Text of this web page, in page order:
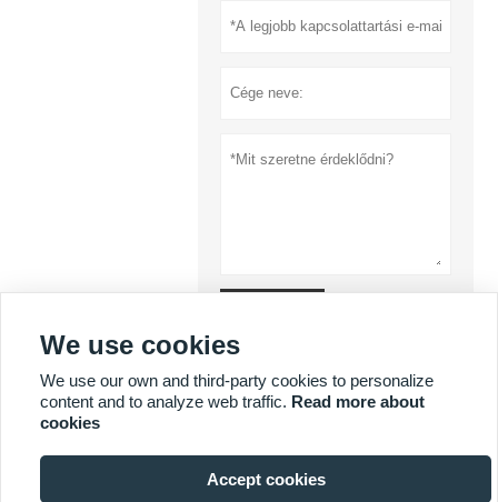
We use cookies
We use our own and third-party cookies to personalize
content and to analyze web traffic. Read more about
cookies
Accept cookies